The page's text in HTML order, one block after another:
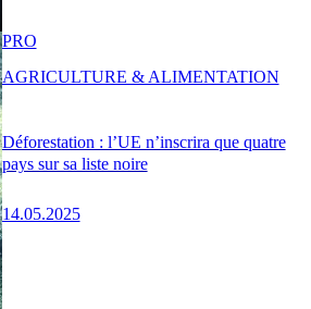
Déforestation : l’UE n’inscrira que quatre
pays sur sa liste noire
14.05.2025
PRO
AGRICULTURE & ALIMENTATION